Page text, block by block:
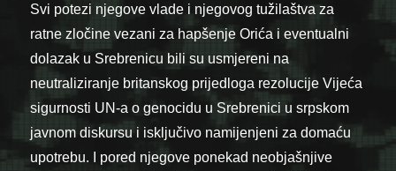
Svi potezi njegove vlade i njegovog tužilaštva za
ratne zločine vezani za hapšenje Orića i eventualni
dolazak u Srebrenicu bili su usmjereni na
neutraliziranje britanskog prijedloga rezolucije Vijeća
sigurnosti UN-a o genocidu u Srebrenici u srpskom
javnom diskursu i isključivo namijenjeni za domaću
upotrebu. I pored njegove ponekad neobjašnjive